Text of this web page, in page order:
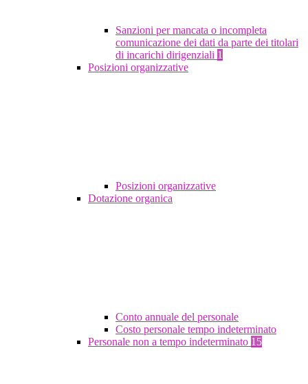
Sanzioni per mancata o incompleta
comunicazione dei dati da parte dei titolari
di incarichi dirigenziali 1
Posizioni organizzative
Posizioni organizzative
Dotazione organica
Conto annuale del personale
Costo personale tempo indeterminato
Personale non a tempo indeterminato 15